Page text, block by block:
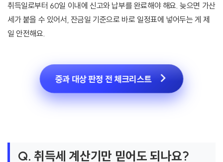
취득일로부터 60일 이내에 신고와 납부를 완료해야 해요. 늦으면 가산
세가 붙을 수 있어서, 잔금일 기준으로 바로 일정표에 넣어두는 게 제
일 안전해요.
중과 대상 판정 전 체크리스트
Q. 취득세 계산기만 믿어도 되나요?